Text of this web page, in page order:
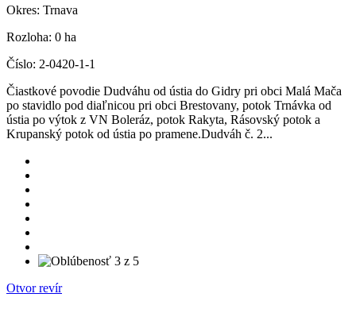
Okres: Trnava
Rozloha: 0 ha
Číslo: 2-0420-1-1
Čiastkové povodie Dudváhu od ústia do Gidry pri obci Malá Mača
po stavidlo pod diaľnicou pri obci Brestovany, potok Trnávka od
ústia po výtok z VN Boleráz, potok Rakyta, Rásovský potok a
Krupanský potok od ústia po pramene.Dudváh č. 2...
Otvor revír